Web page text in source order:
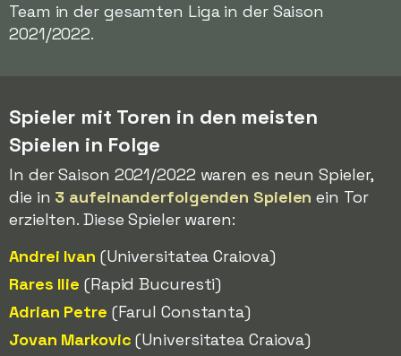
Team in der gesamten Liga in der Saison
2021/2022.
Spieler mit Toren in den meisten
Spielen in Folge
In der Saison 2021/2022 waren es neun Spieler,
die in 3 aufeinanderfolgenden Spielen ein Tor
erzielten. Diese Spieler waren:
Andrei Ivan (Universitatea Craiova)
Rares Ilie (Rapid Bucuresti)
Adrian Petre (Farul Constanta)
Jovan Markovic (Universitatea Craiova)